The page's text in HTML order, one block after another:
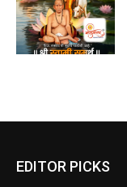
EDITOR PICKS